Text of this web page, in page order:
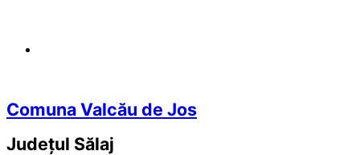
Comuna Valcău de Jos
Județul Sălaj